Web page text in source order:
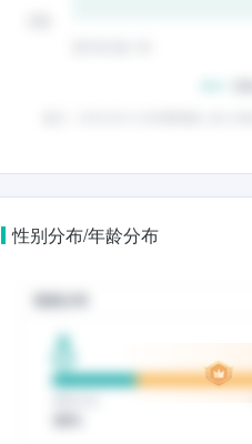
性别分布/年龄分布